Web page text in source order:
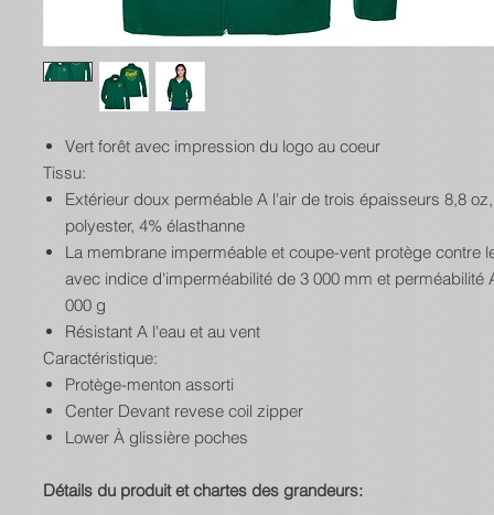
Vert forêt avec impression du logo au coeur
Tissu:
Extérieur doux perméable A l'air de trois épaisseurs 8,8
polyester, 4% élasthanne
La membrane imperméable et coupe-vent protège contre
avec indice d'imperméabilité de 3 000 mm et perméabilité
000 g
Résistant A l'eau et au vent
Caractéristique:
Protège-menton assorti
Center Devant revese coil zipper
Lower À glissière poches
Détails du produit et chartes des grandeurs: